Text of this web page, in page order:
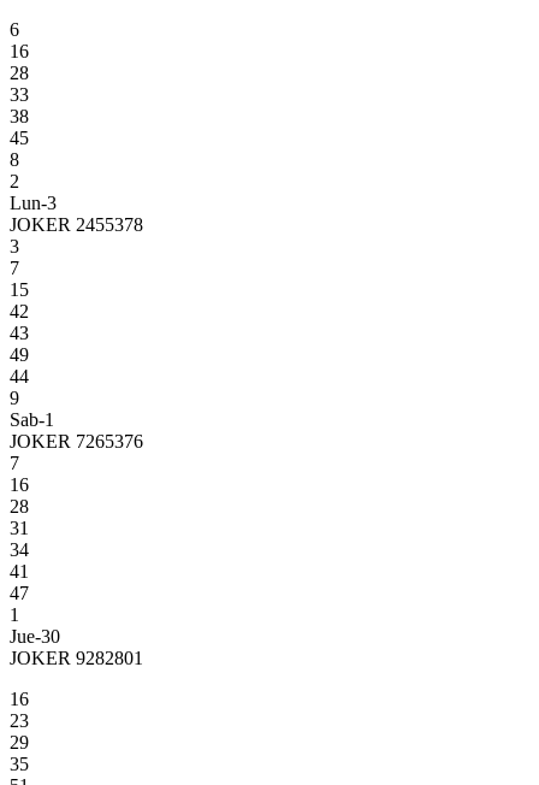
6
16
28
33
38
45
8
2
Lun-3
JOKER 2455378
3
7
15
42
43
49
44
9
Sab-1
JOKER 7265376
7
16
28
31
34
41
47
1
Jue-30
JOKER 9282801
16
23
29
35